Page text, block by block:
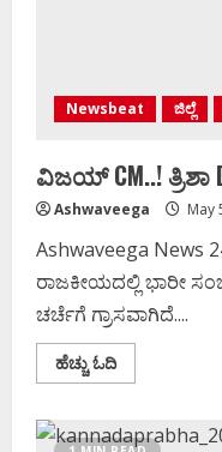
Newsbeat ಜಿಲ್ಲೆ
ವಿಜಯ್‌ CM..! ತ್ರಿಶಾ
Ashwaveega May
Ashwaveega News
ರಾಜಕೀಯದಲ್ಲಿ ಭಾರೀ
ಚರ್ಚೆಗೆ ಗ್ರಾಸವಾಗಿದೆ....
ಹೆಚ್ಚು ಓದಿRead
more
CM..!
ತ್ರಿಶಾ